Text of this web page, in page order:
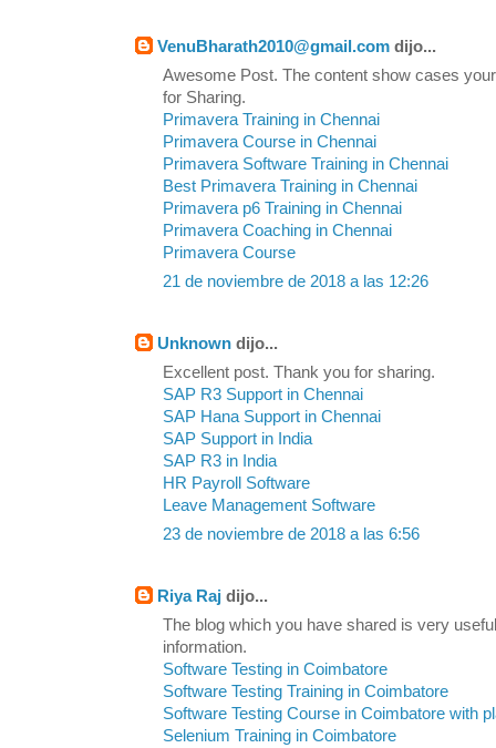
VenuBharath2010@gmail.com dijo...
Awesome Post. The content show cases
for Sharing.
Primavera Training in Chennai
Primavera Course in Chennai
Primavera Software Training in Chennai
Best Primavera Training in Chennai
Primavera p6 Training in Chennai
Primavera Coaching in Chennai
Primavera Course
21 de noviembre de 2018 a las 12:26
Unknown dijo...
Excellent post. Thank you for sharing.
SAP R3 Support in Chennai
SAP Hana Support in Chennai
SAP Support in India
SAP R3 in India
HR Payroll Software
Leave Management Software
23 de noviembre de 2018 a las 6:56
Riya Raj dijo...
The blog which you have shared is very
information.
Software Testing in Coimbatore
Software Testing Training in Coimbatore
Software Testing Course in Coimbatore with
Selenium Training in Coimbatore